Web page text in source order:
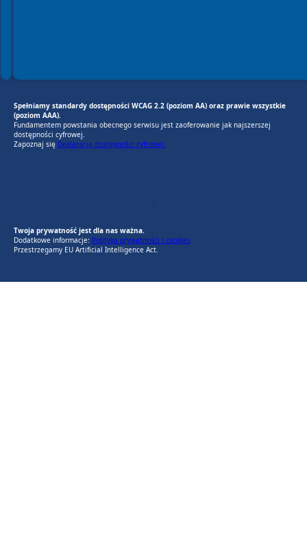
Spełniamy standardy dostępności WCAG 2.2 (poziom AA) oraz prawie wszystkie
(poziom AAA).
Fundamentem powstania obecnego serwisu jest zaoferowanie jak najszerszej
dostępności cyfrowej.
Zapoznaj się Deklaracją dostępności cyfrowej.
Twoja prywatność jest dla nas ważna.
Dodatkowe informacje: Polityka prywatności i cookies
Przestrzegamy EU Artificial Intelligence Act.